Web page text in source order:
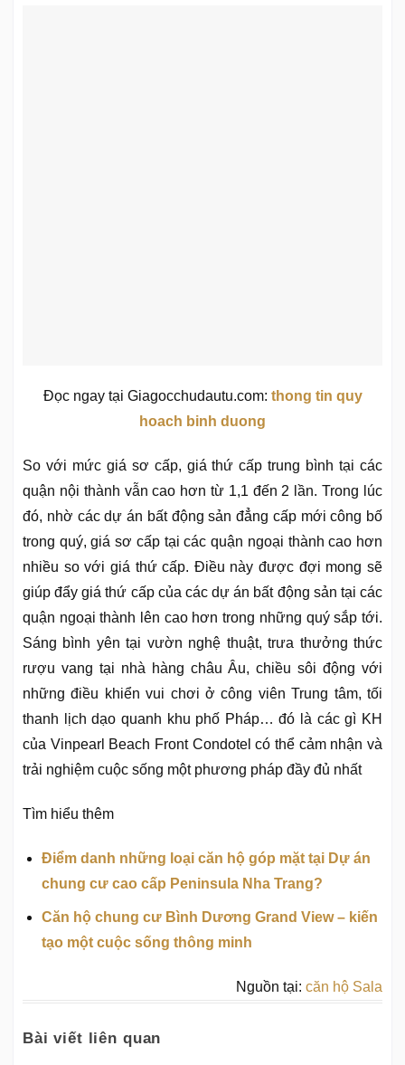
Đọc ngay tại Giagocchudautu.com: thong tin quy
hoach binh duong
So với mức giá sơ cấp, giá thứ cấp trung bình tại các
quận nội thành vẫn cao hơn từ 1,1 đến 2 lần. Trong lúc
đó, nhờ các dự án bất động sản đẳng cấp mới công bố
trong quý, giá sơ cấp tại các quận ngoại thành cao hơn
nhiều so với giá thứ cấp. Điều này được đợi mong sẽ
giúp đẩy giá thứ cấp của các dự án bất động sản tại các
quận ngoại thành lên cao hơn trong những quý sắp tới.
Sáng bình yên tại vườn nghệ thuật, trưa thưởng thức
rượu vang tại nhà hàng châu Âu, chiều sôi động với
những điều khiển vui chơi ở công viên Trung tâm, tối
thanh lịch dạo quanh khu phố Pháp… đó là các gì KH
của Vinpearl Beach Front Condotel có thể cảm nhận và
trải nghiệm cuộc sống một phương pháp đầy đủ nhất
Tìm hiểu thêm
Điểm danh những loại căn hộ góp mặt tại Dự án
chung cư cao cấp Peninsula Nha Trang?
Căn hộ chung cư Bình Dương Grand View – kiến
tạo một cuộc sống thông minh
Nguồn tại: căn hộ Sala
Bài viết liên quan